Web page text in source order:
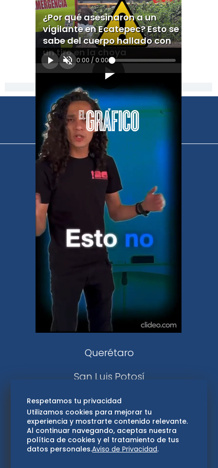
¿Por qué asesinaron a un
vigilante en Ecatepec? Esto se
sabe del cuerpo hallado con
un tiro en la choya
0:00 / 0:00
[Publicidad]
El Universal
Vive USA
Clase
De 10 sports
DeDinero
Confabulario
Aviso Oportuno
Consultas
Querétaro
San Luis Potosí
Edomex
Consultas
Hidalgo
Respetamos tu privacidad
Utilizamos cookies para mejorar tu
experiencia y mostrarte contenido relevante.
Al continuar navegando, aceptas nuestra
política de cookies y el tratamiento de tus
datos personales.Aviso de Privacidad.